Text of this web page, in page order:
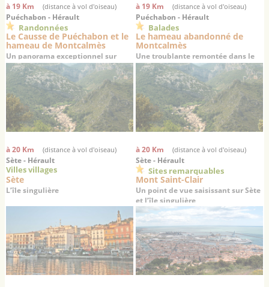
à 19 Km (distance à vol d'oiseau)
Puéchabon - Hérault
Randonnées
Le Causse de Puéchabon et le
hameau de Montcalmès
Un panorama exceptionnel sur
Saint-Guilhem-le-Désert
à 19 Km (distance à vol d'oiseau)
Puéchabon - Hérault
Balades
Le hameau abandonné de
Montcalmès
Une troublante remontée dans le
temps
à 20 Km (distance à vol d'oiseau)
Sète - Hérault
Villes villages
Sète
L’île singulière
à 20 Km (distance à vol d'oiseau)
Sète - Hérault
Sites remarquables
Mont Saint-Clair
Un point de vue saisissant sur Sète
et l’île singulière